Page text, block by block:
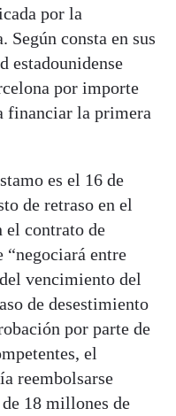
por la
consta en sus
estadounidense
por importe
financiar la primera
es el 16 de
de retraso en el
el contrato de
“negociará entre
vencimiento del
de desestimiento
por parte de
el
reembolsarse
18 millones de